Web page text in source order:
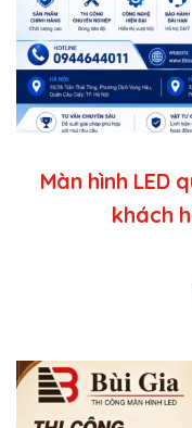
Màn hình LED
khách